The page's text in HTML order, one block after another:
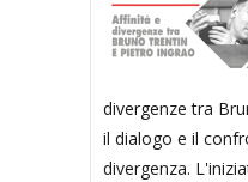
divergenze tra
il dialogo e il
divergenza.